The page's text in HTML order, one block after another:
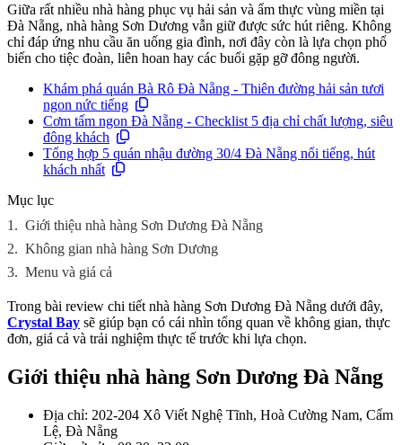
Giữa rất nhiều nhà hàng phục vụ hải sản và ẩm thực vùng miền tại
Đà Nẵng, nhà hàng Sơn Dương vẫn giữ được sức hút riêng. Không
chỉ đáp ứng nhu cầu ăn uống gia đình, nơi đây còn là lựa chọn phổ
biến cho tiệc đoàn, liên hoan hay các buổi gặp gỡ đông người.
Khám phá quán Bà Rô Đà Nẵng - Thiên đường hải sản tươi
ngon nức tiếng
Cơm tấm ngon Đà Nẵng - Checklist 5 địa chỉ chất lượng, siêu
đông khách
Tổng hợp 5 quán nhậu đường 30/4 Đà Nẵng nổi tiếng, hút
khách nhất
Mục lục
1. Giới thiệu nhà hàng Sơn Dương Đà Nẵng
2. Không gian nhà hàng Sơn Dương
3. Menu và giá cả
Trong bài review chi tiết nhà hàng Sơn Dương Đà Nẵng dưới đây,
Crystal Bay sẽ giúp bạn có cái nhìn tổng quan về không gian, thực
đơn, giá cả và trải nghiệm thực tế trước khi lựa chọn.
Giới thiệu nhà hàng Sơn Dương Đà Nẵng
Địa chỉ: 202-204 Xô Viết Nghệ Tĩnh, Hoà Cường Nam, Cẩm
Lệ, Đà Nẵng